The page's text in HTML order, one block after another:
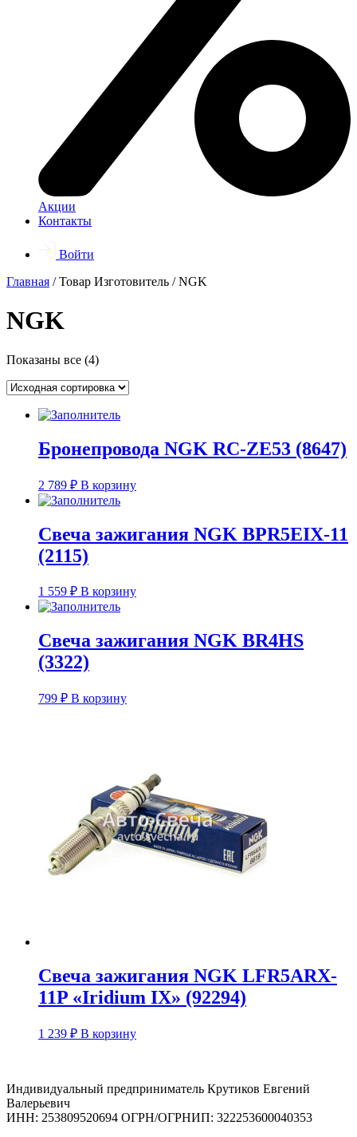
Акции
Контакты
Войти
Главная / Товар Изготовитель / NGK
NGK
Показаны все (4)
Бронепровода NGK RC-ZE53 (8647)
2 789 ₽ В корзину
Свеча зажигания NGK BPR5EIX-11
(2115)
1 559 ₽ В корзину
Свеча зажигания NGK BR4HS
(3322)
799 ₽ В корзину
Свеча зажигания NGK LFR5ARX-
11P «Iridium IX» (92294)
1 239 ₽ В корзину
Индивидуальный предприниматель Крутиков Евгений
Валерьевич
ИНН: 253809520694 ОГРН/ОГРНИП: 322253600040353